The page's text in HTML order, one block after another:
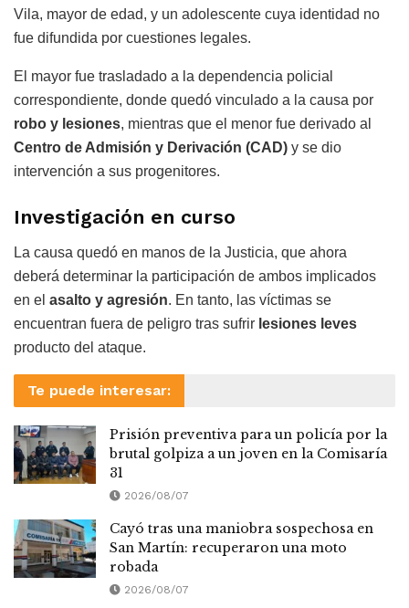
Vila, mayor de edad, y un adolescente cuya identidad no
fue difundida por cuestiones legales.
El mayor fue trasladado a la dependencia policial
correspondiente, donde quedó vinculado a la causa por
robo y lesiones, mientras que el menor fue derivado al
Centro de Admisión y Derivación (CAD) y se dio
intervención a sus progenitores.
Investigación en curso
La causa quedó en manos de la Justicia, que ahora
deberá determinar la participación de ambos implicados
en el asalto y agresión. En tanto, las víctimas se
encuentran fuera de peligro tras sufrir lesiones leves
producto del ataque.
Te puede interesar:
Prisión preventiva para un policía por la
brutal golpiza a un joven en la Comisaría
31
2026/08/07
Cayó tras una maniobra sospechosa en
San Martín: recuperaron una moto
robada
2026/08/07